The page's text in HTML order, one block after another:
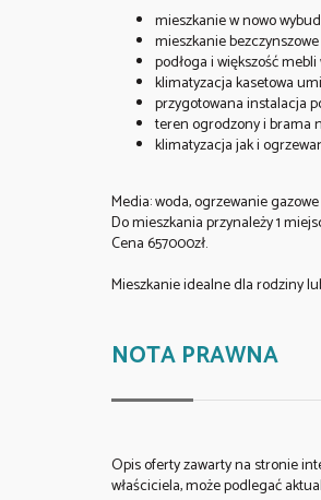
mieszkanie w nowo
mieszkanie bezczynszowe
podłoga i większość
klimatyzacja kasetowa
przygotowana instalacja
teren ogrodzony i brama
klimatyzacja jak i
Media: woda, ogrzewanie
Do mieszkania przynależy 1
Cena 657000zł.
Mieszkanie idealne dla rodziny
NOTA PRAWNA
Opis oferty zawarty na stronie
właściciela, może podlegać